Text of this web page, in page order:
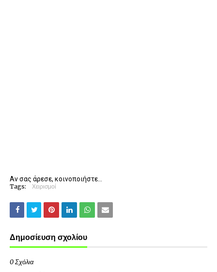
Αν σας άρεσε, κοινοποιήστε...
Tags: Χειρισμοί
Δημοσίευση σχολίου
0 Σχόλια